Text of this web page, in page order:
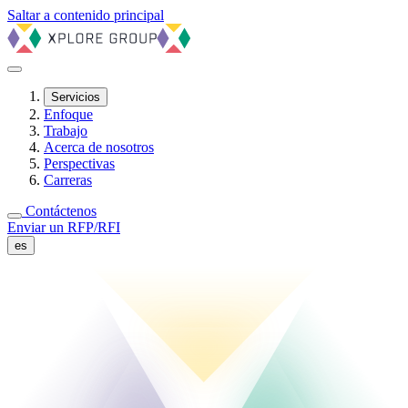
Saltar a contenido principal
Servicios
Enfoque
Trabajo
Acerca de nosotros
Perspectivas
Carreras
Contáctenos
Enviar un RFP/RFI
es